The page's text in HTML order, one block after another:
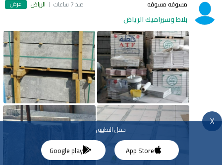
مسوقه مسوقه منذ 7 ساعات الرياض عرض
بلاط وسيراميك الرياض
X
حمل التطبيق
App Store
Google play